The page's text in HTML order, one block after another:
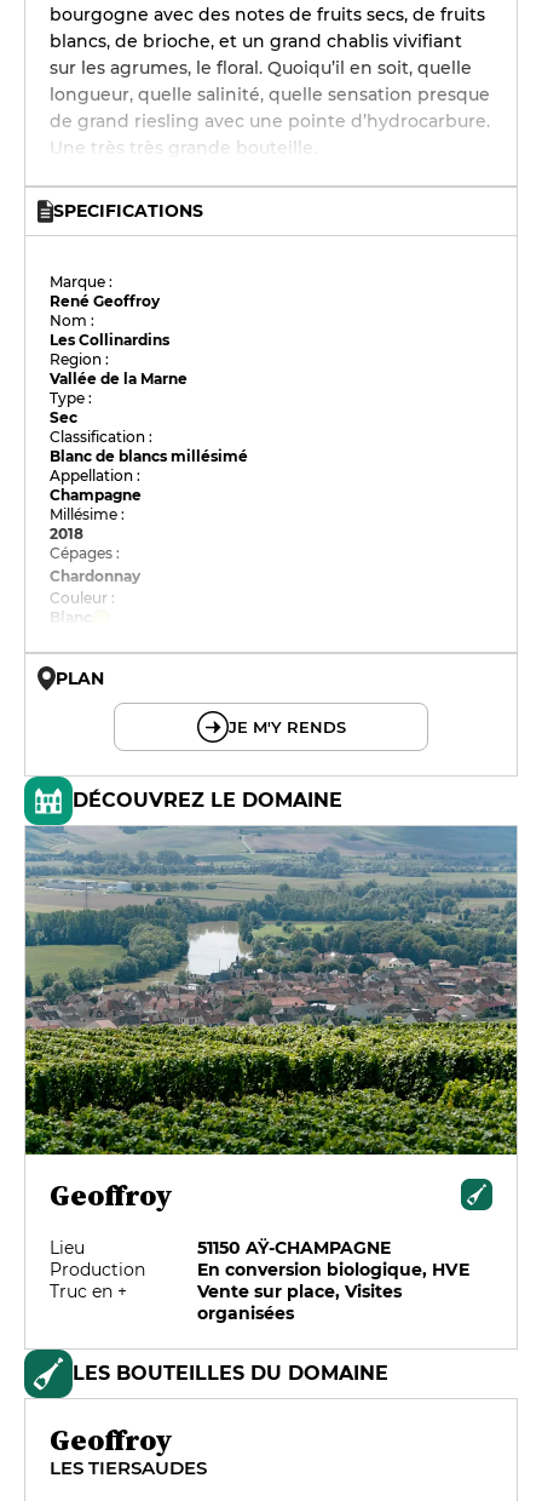
bourgogne avec des notes de fruits secs, de fruits
blancs, de brioche, et un grand chablis vivifiant
sur les agrumes, le floral. Quoiqu’il en soit, quelle
longueur, quelle salinité, quelle sensation presque
de grand riesling avec une pointe d’hydrocarbure.
Une très très grande bouteille.
SPECIFICATIONS
Marque :
René Geoffroy
Nom :
Les Collinardins
Region :
Vallée de la Marne
Type :
Sec
Classification :
Blanc de blancs millésimé
Appellation :
Champagne
Millésime :
2018
Cépages :
Chardonnay
Couleur :
Blanc
PLAN
JE M'Y RENDS
DÉCOUVREZ LE DOMAINE
Geoffroy
Lieu
51150 AŸ-CHAMPAGNE
Production
En conversion biologique, HVE
Truc en +
Vente sur place, Visites
organisées
LES BOUTEILLES DU DOMAINE
Geoffroy
LES TIERSAUDES